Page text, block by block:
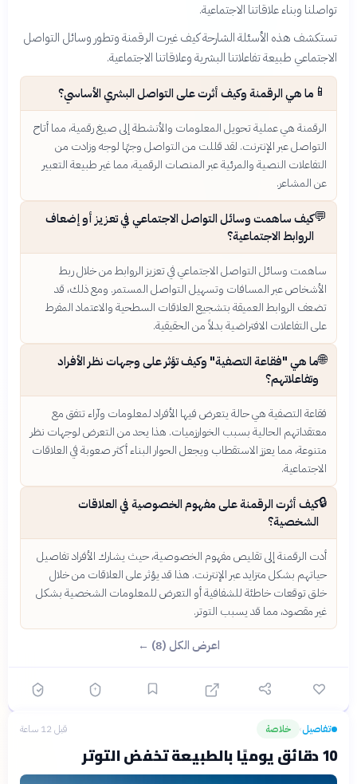
تواصلنا وبناء علاقاتنا الاجتماعية.
تستكشف هذه الأسئلة الشارحة كيف غيرت الرقمنة وتطور وسائل التواصل
الاجتماعي طبيعة تفاعلاتنا البشرية وعلاقاتنا الاجتماعية.
📱 ما هي الرقمنة وكيف أثرت على التواصل البشري الأساسي؟
الرقمنة هي عملية تحويل المعلومات والأنشطة إلى صيغ رقمية، مما أتاح
التواصل عبر الإنترنت. لقد قللت من التواصل وجهًا لوجه وزادت من
التفاعلات النصية والمرئية عبر المنصات الرقمية، مما غير طبيعة التعبير
عن المشاعر.
💬كيف ساهمت وسائل التواصل الاجتماعي في تعزيز أو إضعاف
الروابط الاجتماعية؟
ساهمت وسائل التواصل الاجتماعي في تعزيز الروابط من خلال ربط
الأشخاص عبر المسافات وتسهيل التواصل المستمر. ومع ذلك، قد
تضعف الروابط العميقة بتشجيع العلاقات السطحية والاعتماد المفرط
على التفاعلات الافتراضية بدلاً من الحقيقية.
🌐ما هي "فقاعة التصفية" وكيف تؤثر على وجهات نظر الأفراد
وتفاعلاتهم؟
فقاعة التصفية هي حالة يتعرض فيها الأفراد لمعلومات وآراء تتفق مع
معتقداتهم الحالية بسبب الخوارزميات. هذا يحد من التعرض لوجهات نظر
متنوعة، مما يعزز الاستقطاب ويجعل الحوار البناء أكثر صعوبة في العلاقات
الاجتماعية.
🔒كيف أثرت الرقمنة على مفهوم الخصوصية في العلاقات
الشخصية؟
أدت الرقمنة إلى تقليص مفهوم الخصوصية، حيث يشارك الأفراد تفاصيل
حياتهم بشكل متزايد عبر الإنترنت. هذا قد يؤثر على العلاقات من خلال
خلق توقعات خاطئة للشفافية أو التعرض للمعلومات الشخصية بشكل
غير مقصود، مما قد يسبب التوتر.
اعرض الكل (8) ←
تفاصيل› خلاصة قبل 12 ساعة
10 دقائق يوميًا بالطبيعة تخفض التوتر